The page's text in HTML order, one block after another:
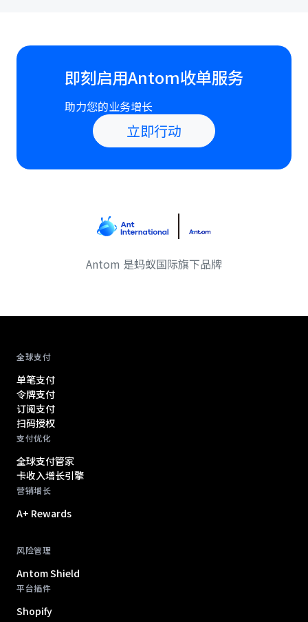
即刻启用Antom收单服务
助力您的业务增长
立即行动
Antom 是蚂蚁国际旗下品牌
全球支付
单笔支付
令牌支付
订阅支付
扫码授权
支付优化
全球支付管家
卡收入增长引擎
营销增长
A+ Rewards
风险管理
Antom Shield
平台插件
Shopify